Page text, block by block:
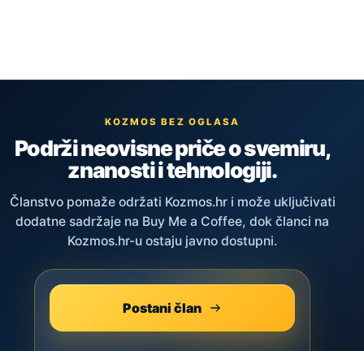
KOZMOS BEZ OGLASA
Podrži neovisne priče o svemiru,
znanosti i tehnologiji.
Članstvo pomaže održati Kozmos.hr i može uključivati
dodatne sadržaje na Buy Me a Coffee, dok članci na
Kozmos.hr-u ostaju javno dostupni.
Postani član